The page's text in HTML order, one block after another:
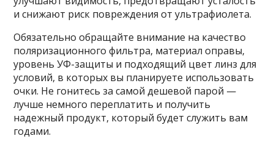
и снижают риск повреждения от ультрафиолета.
Обязательно обращайте внимание на качество
поляризационного фильтра, материал оправы,
уровень УФ-защиты и подходящий цвет линз для
условий, в которых вы планируете использовать
очки. Не гонитесь за самой дешевой парой —
лучше немного переплатить и получить
надежный продукт, который будет служить вам
годами.